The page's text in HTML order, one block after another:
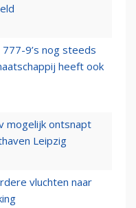
9’s nog steeds
heeft ook
mogelijk ontsnapt
Leipzig
vluchten naar